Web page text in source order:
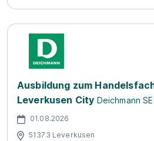
Ausbildung zum
Leverkusen City Deichmann SE
01.08.2026
51373 Leverkusen